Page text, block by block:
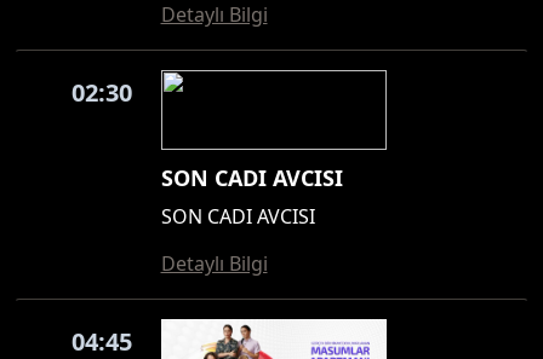
Detaylı Bilgi
02:30
SON CADI AVCISI
SON CADI AVCISI
Detaylı Bilgi
04:45